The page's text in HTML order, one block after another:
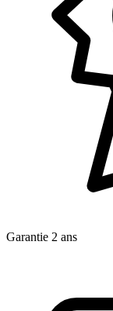
Garantie 2 ans